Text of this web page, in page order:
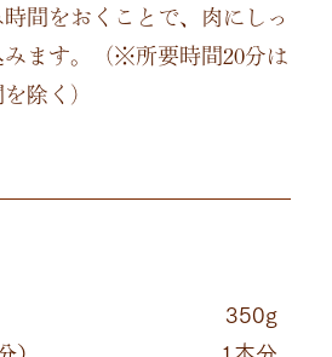
間をおくことで、肉にしっ
ます。（※所要時間20分は
除く）
350g